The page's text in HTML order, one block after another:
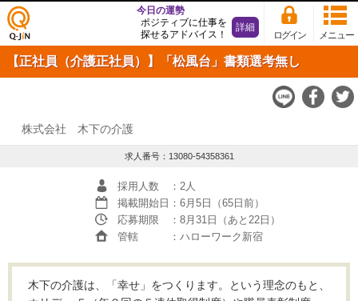
仕事
探し
の求
Q-JiN
メニュー
ログイン
今日の運勢
ポジティブに仕事を
探せるアドバイス！
詳細
【正社員（介護正社員）】「松風台」書類選考無し
株式会社 木下の介護
求人番号：13080-54358361
採用人数
：2人
掲載開始日 ：6月5日（65日前）
応募期限
：8月31日（あと22日）
管轄
：ハローワーク新宿
木下の介護は、「幸せ」をつくります。という理念のもと、